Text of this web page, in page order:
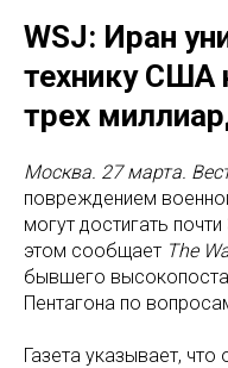
WSJ: Иран
технику США
трех
Москва. 27 марта.
повреждением
могут достигать
этом сообщает The
бывшего
Пентагона по
Газета указывает,